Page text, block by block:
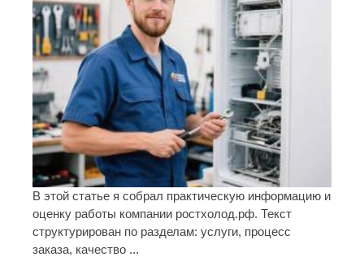
В этой статье я собрал практическую информацию и
оценку работы компании ростхолод.рф. Текст
структурирован по разделам: услуги, процесс
заказа, качество ...